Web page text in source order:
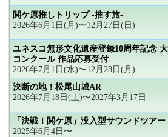
関ケ原推しトリップ -推す旅-
2026年6月1日(月)〜12月27日(日)
ユネスコ無形文化遺産登録10周年記念
コンクール 作品応募受付
2026年7月1日(水)〜12月28日(月)
決断の地！松尾山城AR
2026年7月18日(土)〜2027年3月17日
「決戦！関ケ原」没入型サウンドツアー
2025年6月4日〜